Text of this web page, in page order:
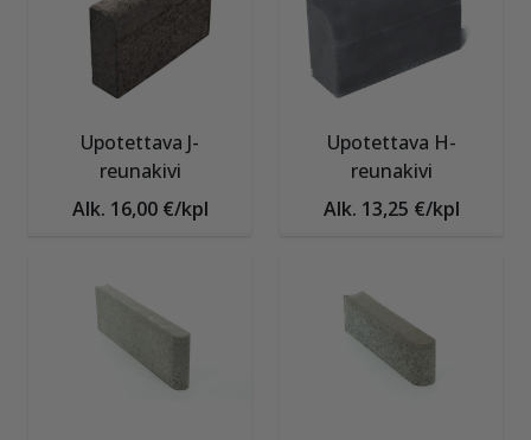
Upotettava J-
reunakivi
Alk. 16,00 €/kpl
Upotettava H-
reunakivi
Alk. 13,25 €/kpl